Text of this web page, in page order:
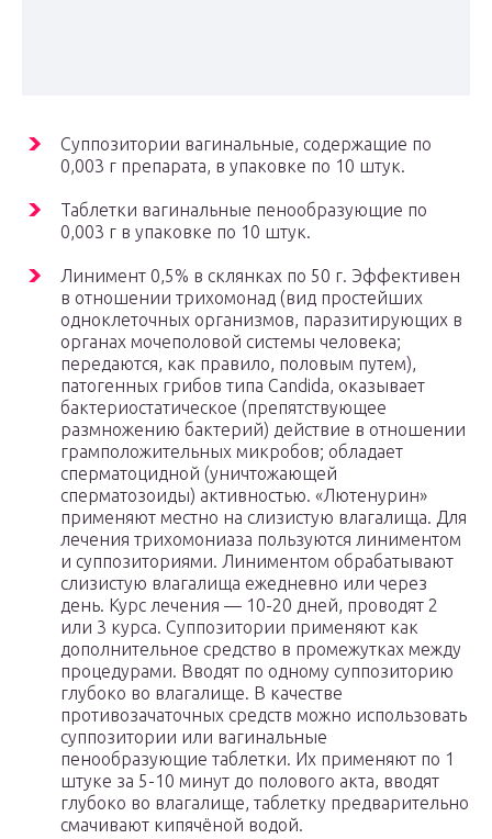
Суппозитории вагинальные, содержащие по
0,003 г препарата, в упаковке по 10 штук.
Таблетки вагинальные пенообразующие по
0,003 г в упаковке по 10 штук.
Линимент 0,5% в склянках по 50 г. Эффективен
в отношении трихомонад (вид простейших
одноклеточных организмов, паразитирующих в
органах мочеполовой системы человека;
передаются, как правило, половым путем),
патогенных грибов типа Candida, оказывает
бактериостатическое (препятствующее
размножению бактерий) действие в отношении
грамположительных микробов; обладает
сперматоцидной (уничтожающей
сперматозоиды) активностью. «Лютенурин»
применяют местно на слизистую влагалища. Для
лечения трихомониаза пользуются линиментом
и суппозиториями. Линиментом обрабатывают
слизистую влагалища ежедневно или через
день. Курс лечения — 10-20 дней, проводят 2
или 3 курса. Суппозитории применяют как
дополнительное средство в промежутках между
процедурами. Вводят по одному суппозиторию
глубоко во влагалище. В качестве
противозачаточных средств можно использовать
суппозитории или вагинальные
пенообразующие таблетки. Их применяют по 1
штуке за 5-10 минут до полового акта, вводят
глубоко во влагалище, таблетку предварительно
смачивают кипячёной водой.